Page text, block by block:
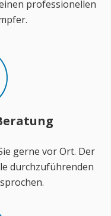
professionellen
gerne vor Ort. Der
durchzuführenden